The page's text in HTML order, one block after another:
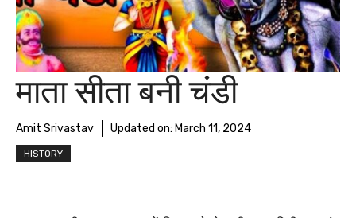
माता सीता बनी चंडी
Amit Srivastav Updated on: March 11, 2024
HISTORY